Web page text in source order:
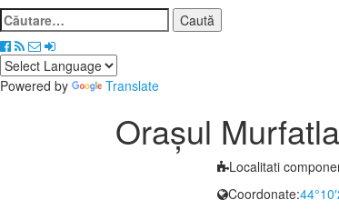
Caută
după:
Powered by Translate
Oraşul
Localitati
Coordonate: